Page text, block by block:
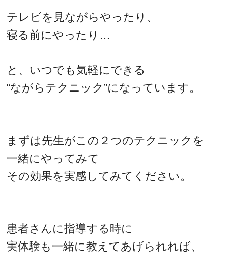
テレビを見ながらやったり、
寝る前にやったり…
と、いつでも気軽にできる
“ながらテクニック”になっています。
まずは先生がこの２つのテクニックを
一緒にやってみて
その効果を実感してみてください。
患者さんに指導する時に
実体験も一緒に教えてあげられれば、